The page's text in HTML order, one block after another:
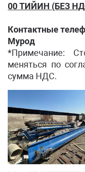
00 ТИЙИН (БЕЗ
Контактные
Мурод
*Примечание:
меняться по
сумма НДС.